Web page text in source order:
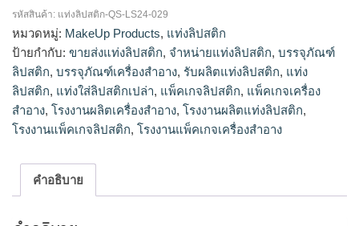
โรงงานผลิตแท่งลิปสติก,จำหน่ายแท่งลิปสติก,รับผลิตแท่ง
ลิปสติก,ขายส่งแท่งลิปสติก
รหัสสินค้า: แท่งลิปสติก-QS-LS24-029
หมวดหมู่: MakeUp Products, แท่งลิปสติก
ป้ายกำกับ: ขายส่งแท่งลิปสติก, จำหน่ายแท่งลิปสติก, บรรจุภัณฑ์
ลิปสติก, บรรจุภัณฑ์เครื่องสำอาง, รับผลิตแท่งลิปสติก, แท่ง
ลิปสติก, แท่งใส่ลิปสติกเปล่า, แพ็คเกจลิปสติก, แพ็คเกจเครื่อง
สำอาง, โรงงานผลิตเครื่องสำอาง, โรงงานผลิตแท่งลิปสติก,
โรงงานแพ็คเกจลิปสติก, โรงงานแพ็คเกจเครื่องสำอาง
คำอธิบาย